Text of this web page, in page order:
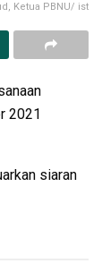
Ketua PBNU/ ist
2021
siaran